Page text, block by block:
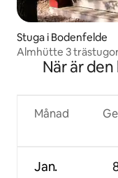
Stuga i Bodenfelde
Almhütte 3
När är
Månad
Jan.